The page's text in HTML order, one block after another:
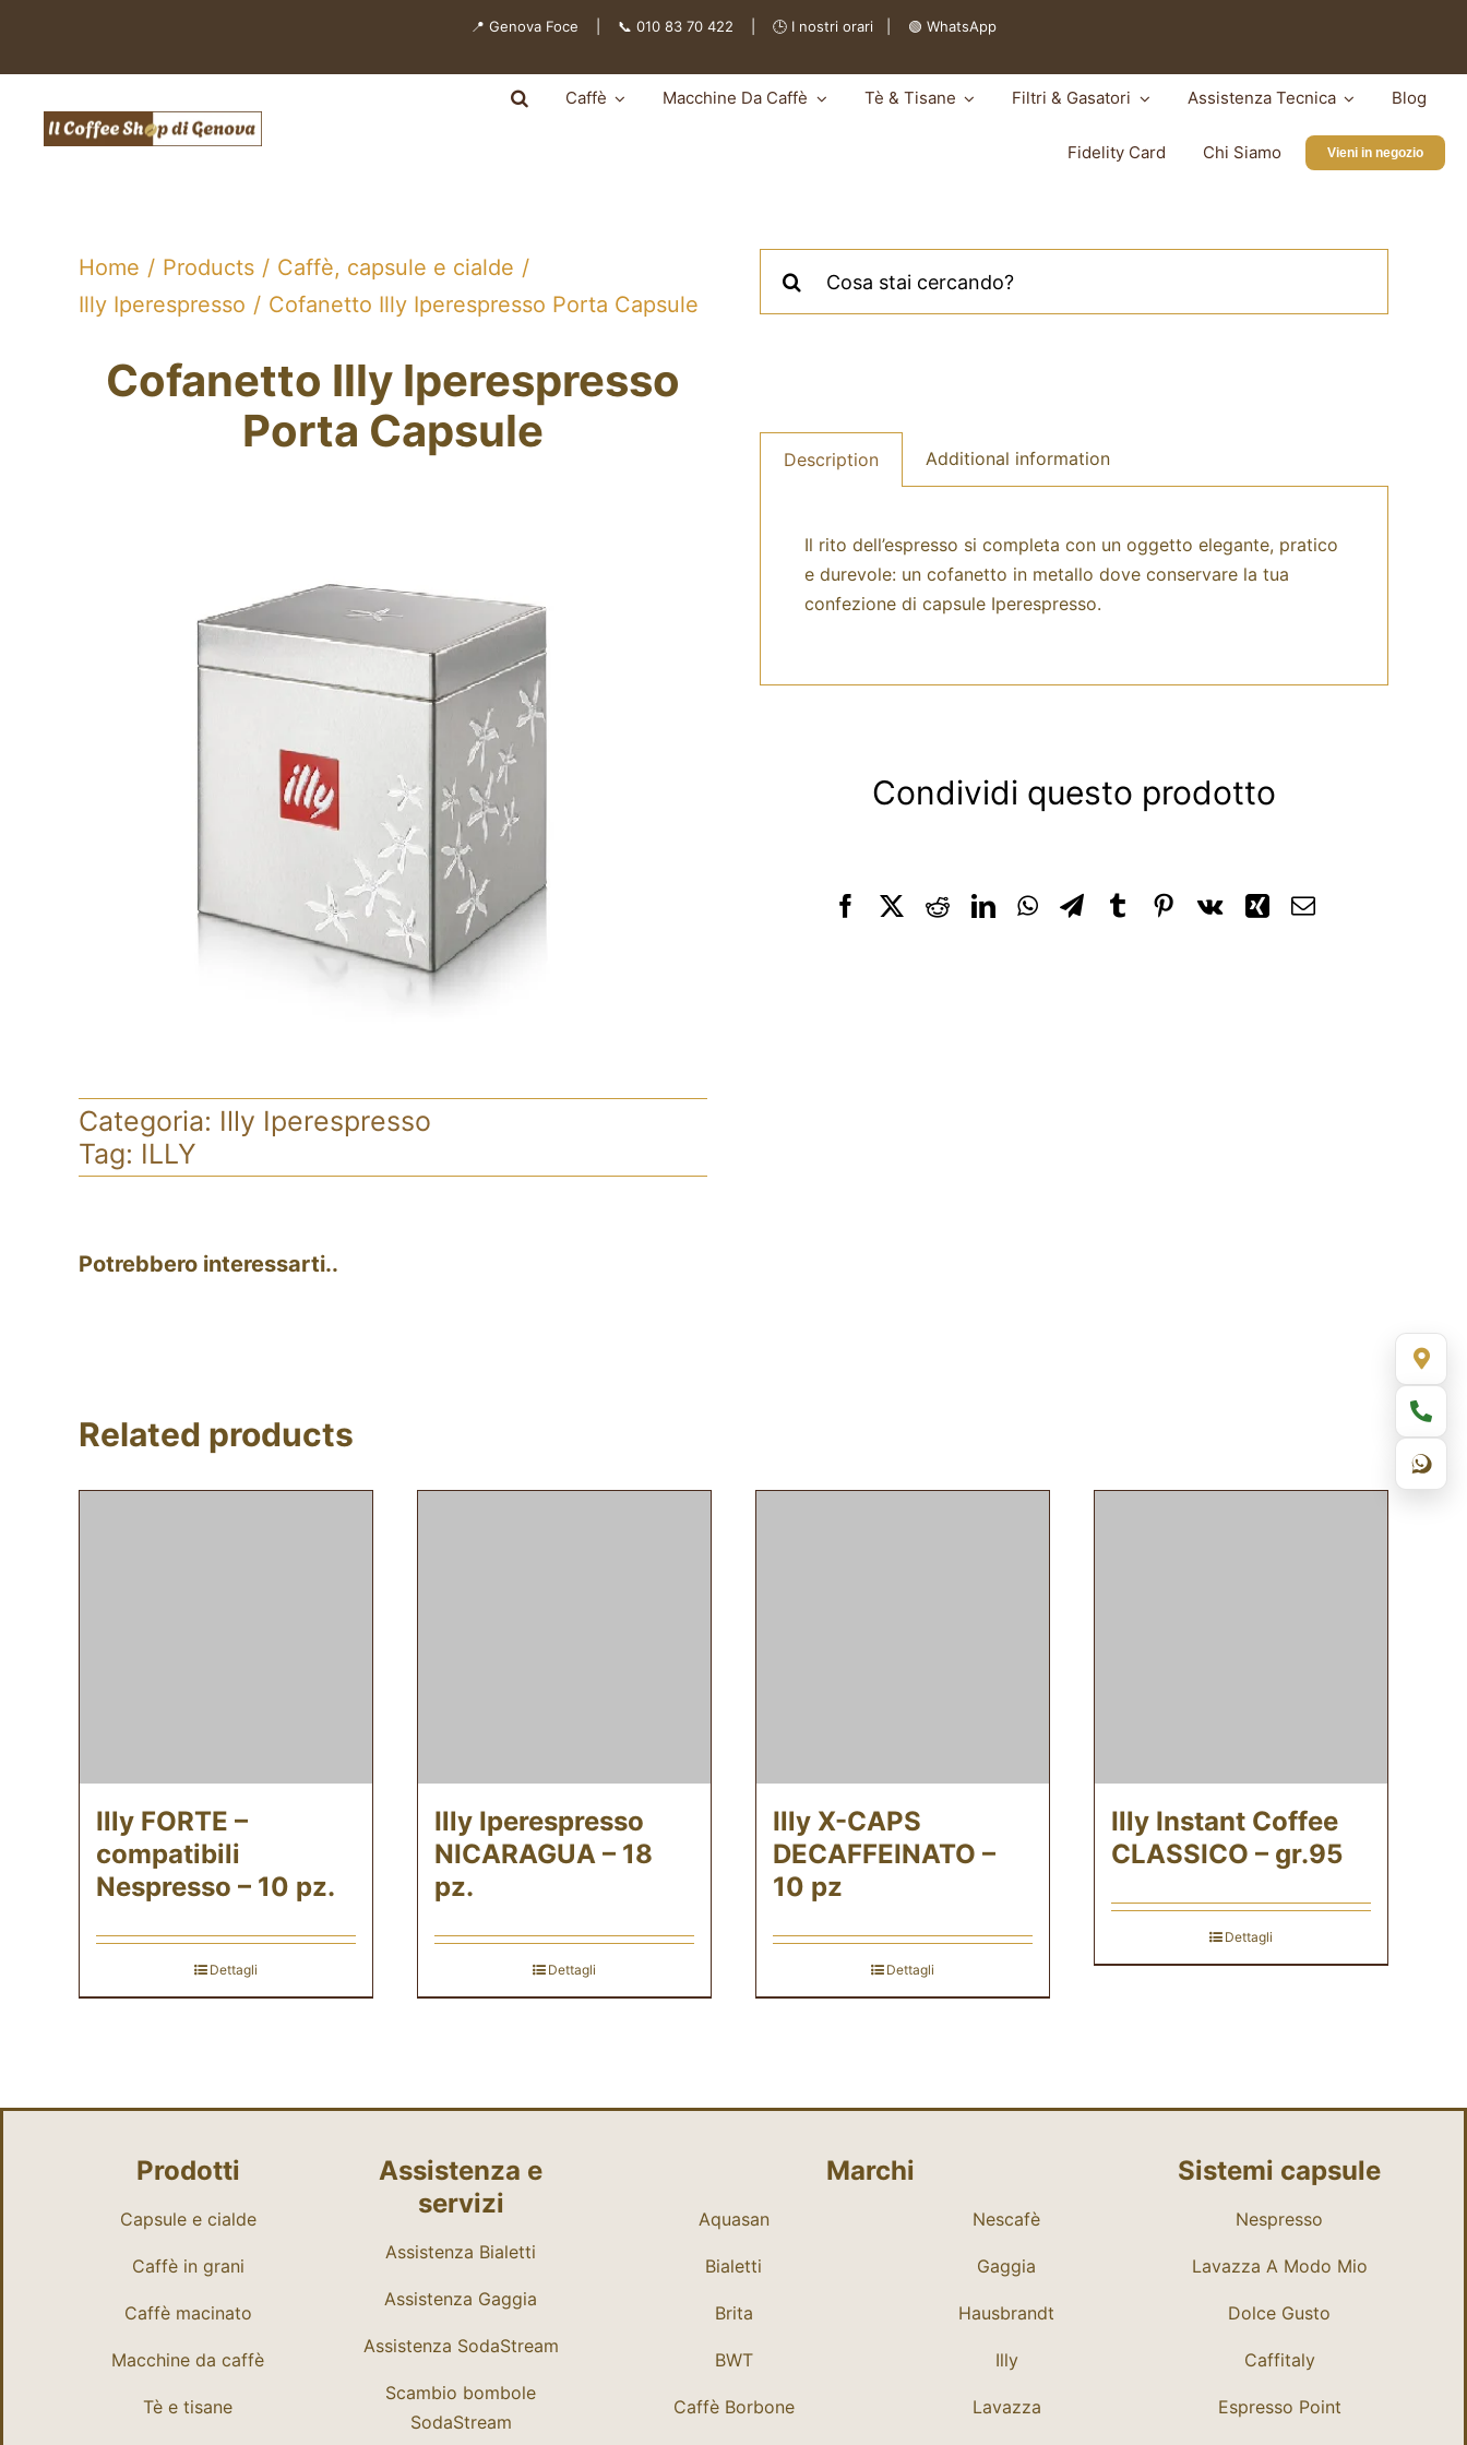
contenuto
📍 Genova Foce | 📞 010 83 70 422 | 🕒 I nostri orari 🟢 WhatsApp
Caffè Macchine Da Caffè Tè & Tisane Filtri & Gasatori Assistenza Tecnica Blog
Fidelity Card Chi Siamo Vieni in negozio
Home Products
Caffè, capsule e cialde
Illy Iperespresso
Cofanetto Illy Iperespresso Porta Capsule
per:
Cofanetto Illy Iperespresso
Porta Capsule
Categoria: Illy Iperespresso
Tag: ILLY
Description Additional information
Il rito dell’espresso si completa con un oggetto elegante, pratico
e durevole: un cofanetto in metallo dove conservare la tua
confezione di capsule Iperespresso.
Condividi questo prodotto
Potrebbero interessarti..
Related products
Illy FORTE –
compatibili
Nespresso – 10 pz.
Dettagli
Illy Iperespresso
NICARAGUA – 18
pz.
Dettagli
Illy X-CAPS
DECAFFEINATO –
10 pz
Dettagli
Illy Instant Coffee
CLASSICO – gr.95
Dettagli
Prodotti
Capsule e cialde
Caffè in grani
Caffè macinato
Macchine da caffè
Tè e tisane
Assistenza e
servizi
Assistenza Bialetti
Assistenza Gaggia
Assistenza SodaStream
Scambio bombole
SodaStream
Marchi
Aquasan
Bialetti
Brita
BWT
Caffè Borbone
Nescafè
Gaggia
Hausbrandt
Illy
Lavazza
Sistemi capsule
Nespresso
Lavazza A Modo Mio
Dolce Gusto
Caffitaly
Espresso Point